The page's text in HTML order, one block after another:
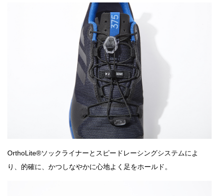
OrthoLite®ソックライナーとスピードレーシングシステムによ
り、的確に、かつしなやかに心地よく足をホールド。